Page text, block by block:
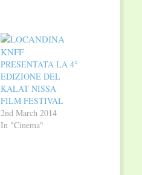
PRESENTATA LA 4°
EDIZIONE DEL
KALAT NISSA
FILM FESTIVAL
2nd March 2014
In "Cinema"